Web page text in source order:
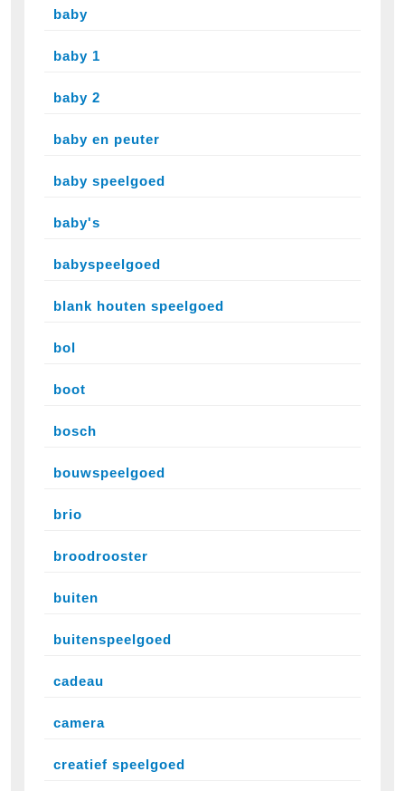
baby
baby 1
baby 2
baby en peuter
baby speelgoed
baby's
babyspeelgoed
blank houten speelgoed
bol
boot
bosch
bouwspeelgoed
brio
broodrooster
buiten
buitenspeelgoed
cadeau
camera
creatief speelgoed